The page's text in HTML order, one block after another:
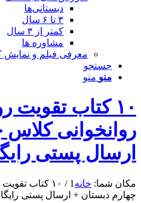
دبستانی‌ها
۳ تا ۶ سال
کمتر از ۳ سال
مشاوره ها
معرفی فیلم و نمایش
جستجو
منو منو
۱۰ کتاب تقویت
روانخوانی
ارسال پستی
مکان شما: خانه 1
/
۱۰ کتاب
چهارم دبستان + ارسال پستی